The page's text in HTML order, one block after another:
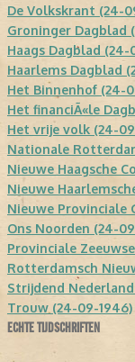
De Volkskrant (24-
Groninger Dagblad
Haags Dagblad (24-
Haarlems Dagblad
Het Binnenhof (24-
Het financiÃ«le
Het vrije volk (24-
Nationale
Nieuwe Haagsche
Nieuwe
Nieuwe Provinciale
Ons Noorden (24-
Provinciale
Rotterdamsch
Strijdend
Trouw (24-09-1946)
ECHTE TIJDSCHRIFTEN